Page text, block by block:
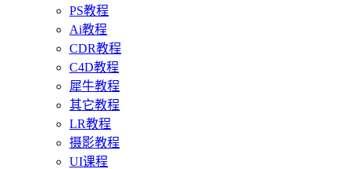
PS教程
Ai教程
CDR教程
C4D教程
犀牛教程
其它教程
LR教程
摄影教程
UI课程